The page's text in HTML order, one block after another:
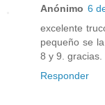
Anónimo 6
excelente
pequeño se
8 y 9. gracias.
Responder